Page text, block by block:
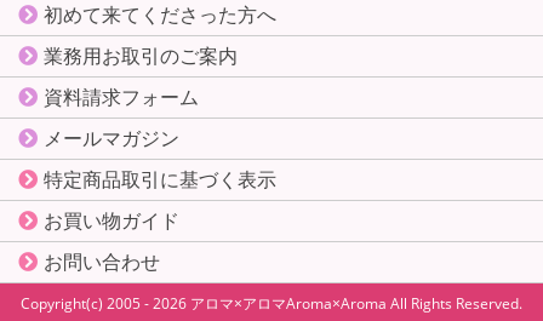
初めて来てくださった方へ
業務用お取引のご案内
資料請求フォーム
メールマガジン
特定商品取引に基づく表示
お買い物ガイド
お問い合わせ
Copyright(c) 2005 - 2026 アロマ×アロマAroma×Aroma All Rights Reserved.